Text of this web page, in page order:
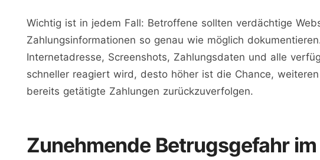
Wichtig ist in jedem Fall: Betroffene sollten verdächtige
Zahlungsinformationen so genau wie möglich
Internetadresse, Screenshots, Zahlungsdaten und alle
schneller reagiert wird, desto höher ist die Chance,
bereits getätigte Zahlungen zurückzuverfolgen.
Zunehmende Betrugsgefahr